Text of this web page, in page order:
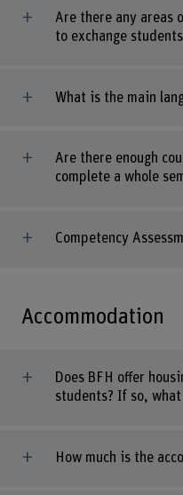
Are there any areas
to exchange
What is the main
Are there enough
complete a whole
Competency
Accommodation
Does BFH offer
students? If so,
How much is the